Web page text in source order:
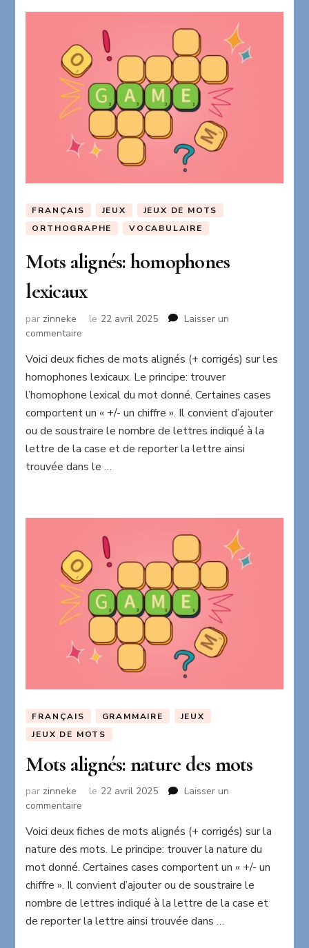
FRANÇAIS JEUX
JEUX DE MOTS
ORTHOGRAPHE
VOCABULAIRE
Mots alignés: homophones
lexicaux
par zinneke le 22 avril 2025
Laisser un
commentaire
alignés:
homophones
lexicaux
Voici deux fiches de mots alignés (+ corrigés) sur les
homophones lexicaux. Le principe: trouver
l’homophone lexical du mot donné. Certaines cases
comportent un « +/- un chiffre ». Il convient d’ajouter
ou de soustraire le nombre de lettres indiqué à la
lettre de la case et de reporter la lettre ainsi
trouvée dans le …
FRANÇAIS GRAMMAIRE
JEUX
JEUX DE MOTS
Mots alignés: nature des mots
par zinneke le 22 avril 2025
Laisser un
commentaire
alignés:
nature
des
Voici deux fiches de mots alignés (+ corrigés) sur la
nature des mots. Le principe: trouver la nature du
mot donné. Certaines cases comportent un « +/- un
chiffre ». Il convient d’ajouter ou de soustraire le
nombre de lettres indiqué à la lettre de la case et
de reporter la lettre ainsi trouvée dans …